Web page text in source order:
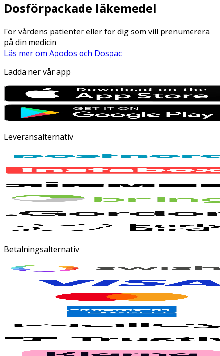
Dosförpackade läkemedel
För vårdens patienter eller för dig som vill prenumerera
på din medicin
Läs mer om Apodos och Dospac
Ladda ner vår app
Leveransalternativ
Betalningsalternativ